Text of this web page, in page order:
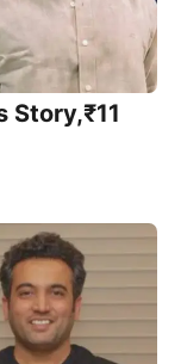
Story,₹11